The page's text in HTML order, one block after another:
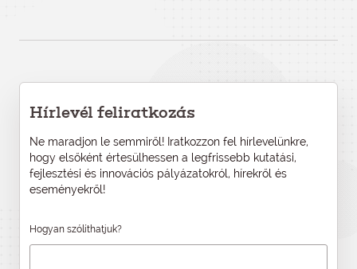
Hírlevél feliratkozás
Ne maradjon le semmiről! Iratkozzon fel hírlevelünkre,
hogy elsőként értesülhessen a legfrissebb kutatási,
fejlesztési és innovációs pályázatokról, hírekről és
eseményekről!
Hogyan szólíthatjuk?